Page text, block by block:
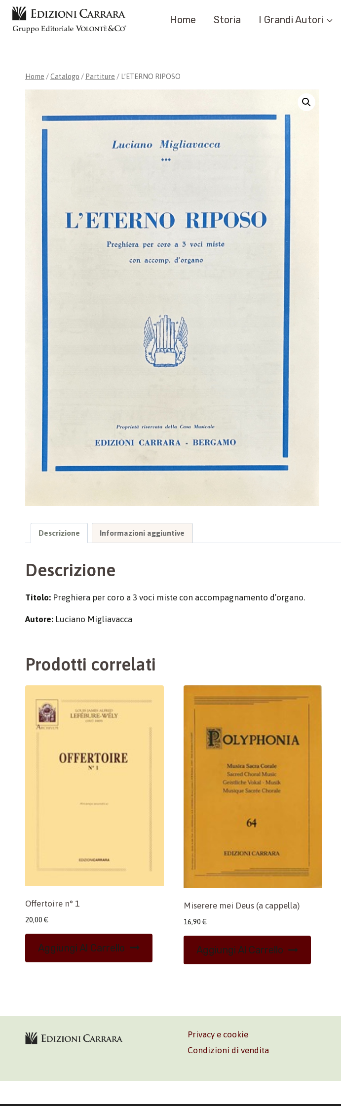
Salta
contenuto
Home Storia I Grandi Autori
Home /Catalogo / Partiture / L’ETERNO RIPOSO
Descrizione Informazioni aggiuntive
Descrizione
Titolo: Preghiera per coro a 3 voci miste con accompagnamento d’organo.
Autore: Luciano Migliavacca
Prodotti correlati
Offertoire n° 1
20,00 €
Aggiungi Al Carrello
Miserere mei Deus (a cappella)
16,90 €
Aggiungi Al Carrello
Privacy e cookie
Condizioni di vendita